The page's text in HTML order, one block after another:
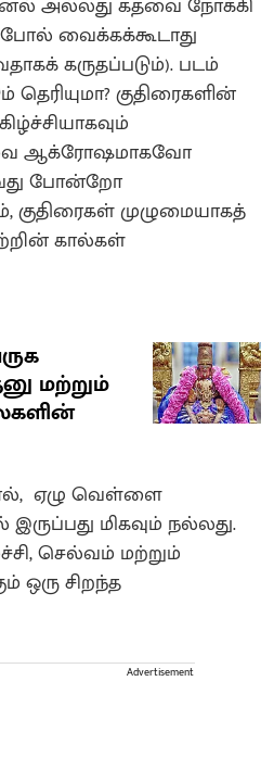
வைக்கக்கூடாது
கருதப்படும்). ​படம்
குதிரைகளின்
ஆக்ரோஷமாகவோ
போன்றோ
குதிரைகள் முழுமையாகத்
கால்கள்
மற்றும்
ஏழு வெள்ளை
மிகவும் நல்லது.
செல்வம் மற்றும்
ஒரு சிறந்த
Advertisement